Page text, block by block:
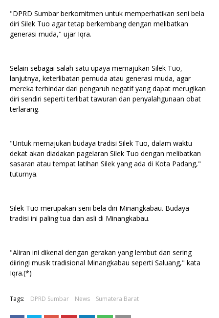
"DPRD Sumbar berkomitmen untuk memperhatikan seni bela
diri Silek Tuo agar tetap berkembang dengan melibatkan
generasi muda," ujar Iqra.
Selain sebagai salah satu upaya memajukan Silek Tuo,
lanjutnya, keterlibatan pemuda atau generasi muda, agar
mereka terhindar dari pengaruh negatif yang dapat merugikan
diri sendiri seperti terlibat tawuran dan penyalahgunaan obat
terlarang.
"Untuk memajukan budaya tradisi Silek Tuo, dalam waktu
dekat akan diadakan pagelaran Silek Tuo dengan melibatkan
sasaran atau tempat latihan Silek yang ada di Kota Padang,"
tuturnya.
Silek Tuo merupakan seni bela diri Minangkabau. Budaya
tradisi ini paling tua dan asli di Minangkabau.
"Aliran ini dikenal dengan gerakan yang lembut dan sering
diiringi musik tradisional Minangkabau seperti Saluang," kata
Iqra.(*)
Tags: DPRD Sumbar News Sumatera Barat